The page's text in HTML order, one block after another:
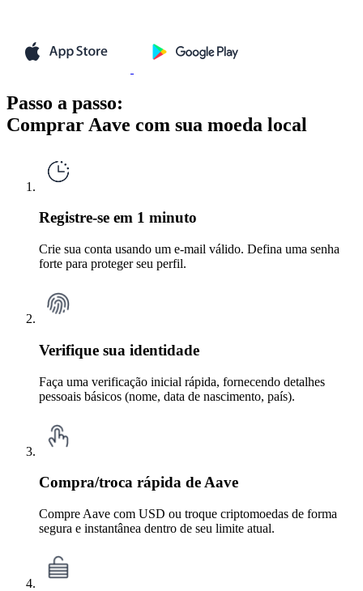
Passo a passo:
Comprar Aave com sua moeda local
Registre-se em 1 minuto
Crie sua conta usando um e-mail válido. Defina uma senha
forte para proteger seu perfil.
Verifique sua identidade
Faça uma verificação inicial rápida, fornecendo detalhes
pessoais básicos (nome, data de nascimento, país).
Compra/troca rápida de Aave
Compre Aave com USD ou troque criptomoedas de forma
segura e instantânea dentro de seu limite atual.